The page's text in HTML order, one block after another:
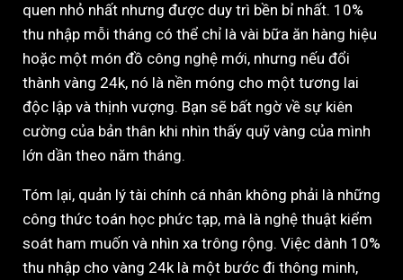
quen nhỏ nhất nhưng được duy trì bền bỉ nhất. 10%
thu nhập mỗi tháng có thể chỉ là vài bữa ăn hàng hiệu
hoặc một món đồ công nghệ mới, nhưng nếu đổi
thành vàng 24k, nó là nền móng cho một tương lai
độc lập và thịnh vượng. Bạn sẽ bất ngờ về sự kiên
cường của bản thân khi nhìn thấy quỹ vàng của mình
lớn dần theo năm tháng.
Tóm lại, quản lý tài chính cá nhân không phải là những
công thức toán học phức tạp, mà là nghệ thuật kiểm
soát ham muốn và nhìn xa trông rộng. Việc dành 10%
thu nhập cho vàng 24k là một bước đi thông minh,